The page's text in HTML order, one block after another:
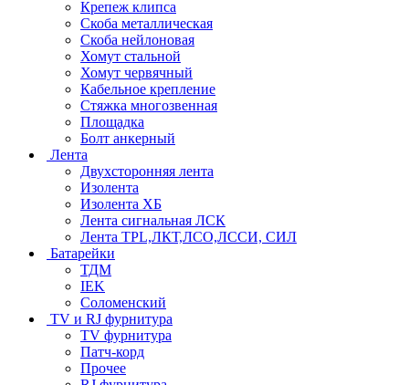
Крепеж клипса
Скоба металлическая
Скоба нейлоновая
Хомут стальной
Хомут червячный
Кабельное крепление
Стяжка многозвенная
Площадка
Болт анкерный
Лента
Двухсторонняя лента
Изолента
Изолента ХБ
Лента сигнальная ЛСК
Лента TPL,ЛКТ,ЛСО,ЛССИ, СИЛ
Батарейки
ТДМ
IEK
Соломенский
TV и RJ фурнитура
TV фурнитура
Патч-корд
Прочее